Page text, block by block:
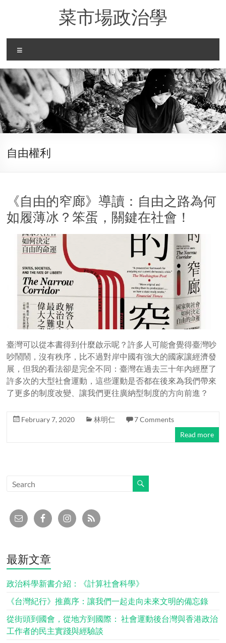
菜市場政治學
自由權利
《自由的窄廊》導讀：自由之路為何
如履薄冰？笨蛋，關鍵在社會！
臺灣可以從本書得到什麼啟示呢？許多人可能會覺得臺灣吵
吵鬧鬧，沒有秩序，比不過對岸中國有強大的國家讓經濟發
展，但我的看法卻是完全不同：臺灣在過去三十年內經歷了
許多次的大型社會運動，這些運動是否都在後來為我們帶來
了更多的制度改變、讓我們更往廣納型制度的方向前進？
February 7, 2020 林明仁
7 Comments
Read more
最新文章
政治科學新書介紹：《計算社會科學》
《台灣紀行》推薦序：讓我們一起走向未來文明的備忘錄
從街頭到國會，從地方到國際： 社會運動後台灣與香港政治
工作者的民主實踐與經驗談